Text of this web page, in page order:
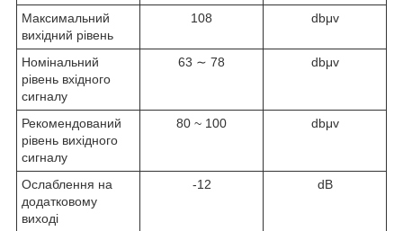
Максимальний
вихідний рівень
108 dbμv
Номінальний
рівень вхідного
сигналу
63 ∼ 78 dbμv
Рекомендований
рівень вихідного
сигналу
80 ~ 100 dbμv
Ослаблення на
додатковому
виході
-12 dB